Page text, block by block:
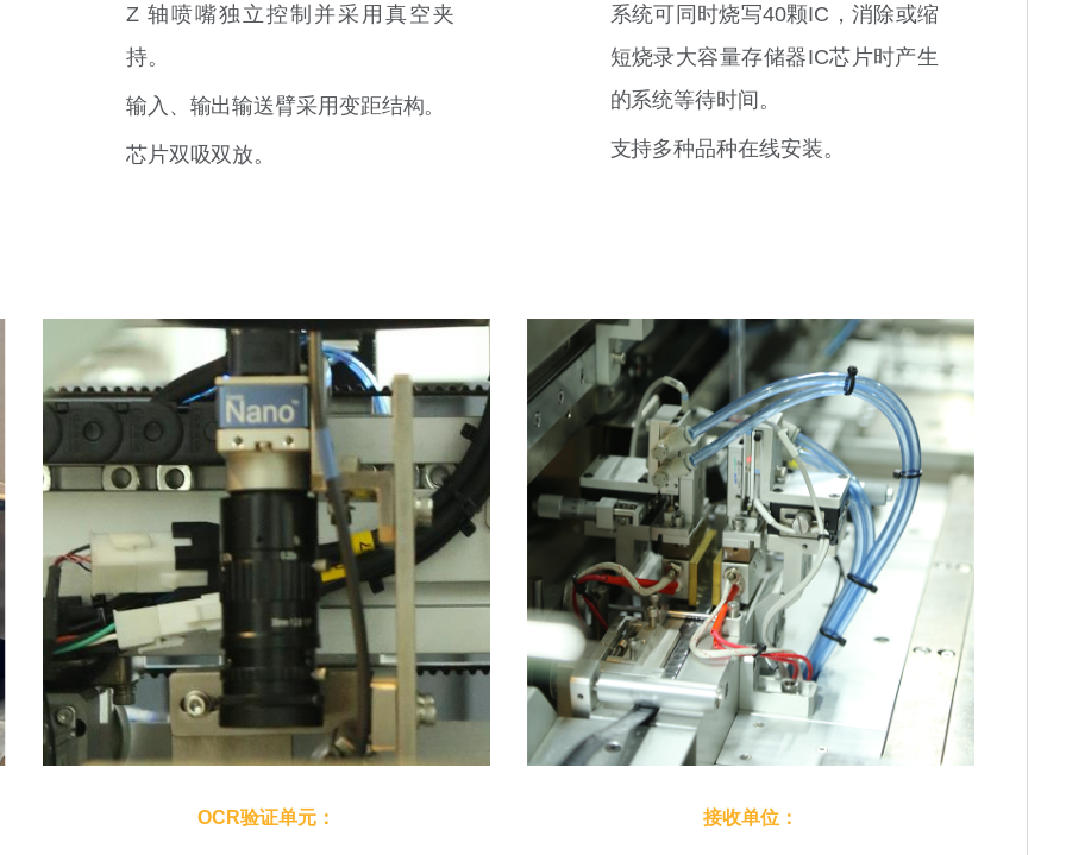
Z 轴喷嘴独立控制并采用真空夹
持。
输入、输出输送臂采用变距结构。
芯片双吸双放。
系统可同时烧写40颗IC，消除或缩
短烧录大容量存储器IC芯片时产生
的系统等待时间。
支持多种品种在线安装。
OCR验证单元： 接收单位：